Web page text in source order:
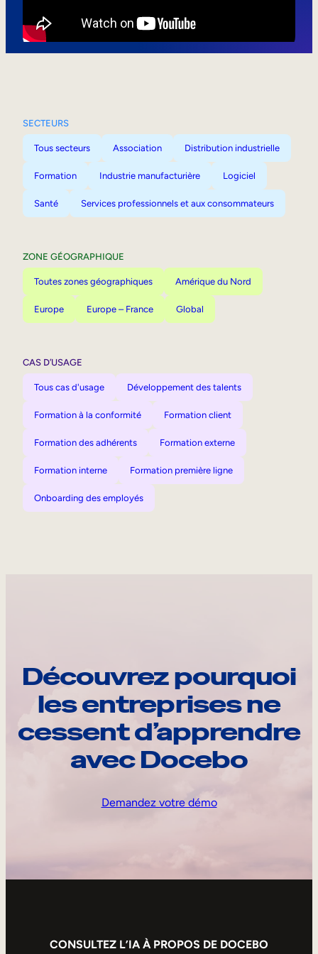
SECTEURS
Tous secteurs Association Distribution industrielle
Formation Industrie manufacturière Logiciel
Santé Services professionnels et aux consommateurs
ZONE GÉOGRAPHIQUE
Toutes zones géographiques Amérique du Nord
Europe Europe – France Global
CAS D’USAGE
Tous cas d'usage Développement des talents
Formation à la conformité Formation client
Formation des adhérents Formation externe
Formation interne Formation première ligne
Onboarding des employés
Découvrez pourquoi
les entreprises ne
cessent d’apprendre
avec Docebo
Demandez votre démo
CONSULTEZ L’IA À PROPOS DE DOCEBO